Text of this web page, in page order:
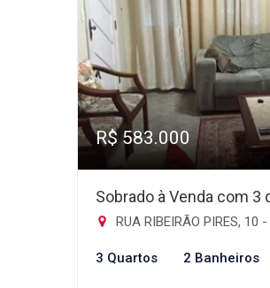
R$ 583.000
Sobrado à Venda com 3
RUA RIBEIRÃO PIRES, 10 -
3 Quartos 2 Banheiros